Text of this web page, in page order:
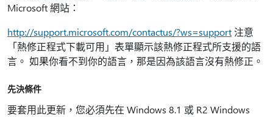
Microsoft 網站：
http://support.microsoft.com/contactus/?ws=support注意
「熱修正程式下載可用」表單顯示該熱修正程式所支援的語
言。 如果你看不到你的語言，那是因為該語言沒有熱修正。
先決條件
要套用此更新，您必須先在 Windows 8.1 或 R2 Windows